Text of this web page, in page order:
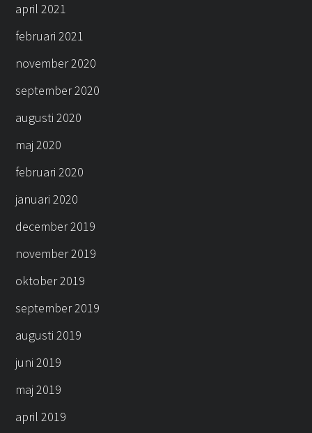
april 2021
februari 2021
november 2020
september 2020
augusti 2020
maj 2020
februari 2020
januari 2020
december 2019
november 2019
oktober 2019
september 2019
augusti 2019
juni 2019
maj 2019
april 2019